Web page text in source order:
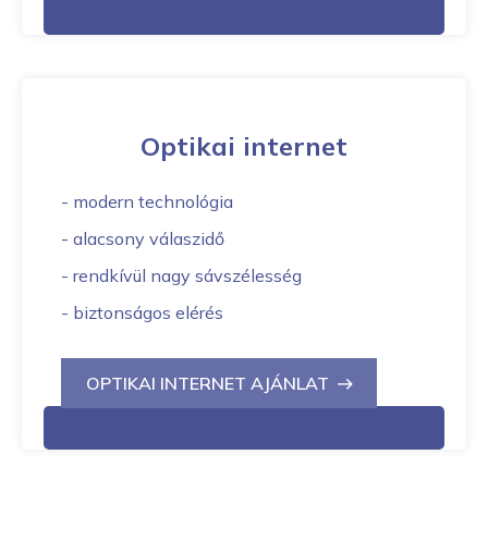
Optikai internet
- modern technológia
- alacsony válaszidő
- rendkívül nagy sávszélesség
- biztonságos elérés
OPTIKAI INTERNET AJÁNLAT